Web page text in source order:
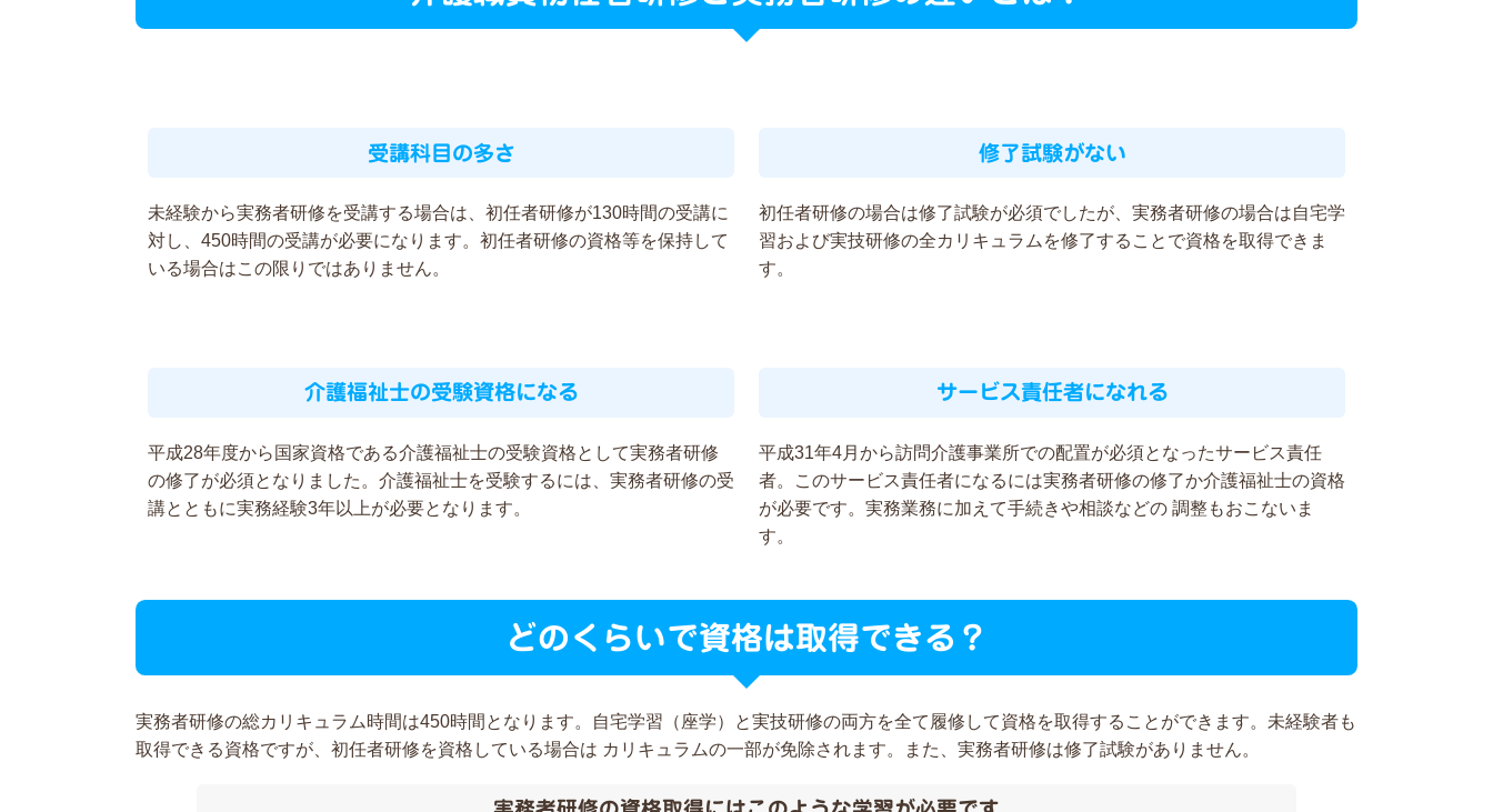
受講科目の多さ
未経験から実務者研修を受講する場合は、初任者研修が130時間の受講に
対し、450時間の受講が必要になります。初任者研修の資格等を保持して
いる場合はこの限りではありません。
修了試験がない
初任者研修の場合は修了試験が必須でしたが、実務者研修の場合は自宅学
習および実技研修の全カリキュラムを修了することで資格を取得できま
す。
介護福祉士の受験資格になる
平成28年度から国家資格である介護福祉士の受験資格として実務者研修
の修了が必須となりました。介護福祉士を受験するには、実務者研修の受
講とともに実務経験3年以上が必要となります。
サービス責任者になれる
平成31年4月から訪問介護事業所での配置が必須となったサービス責任
者。このサービス責任者になるには実務者研修の修了か介護福祉士の資格
が必要です。実務業務に加えて手続きや相談などの 調整もおこないま
す。
どのくらいで資格は取得できる？
実務者研修の総カリキュラム時間は450時間となります。自宅学習（座学）と実技研修の両方を全て履修して資格を取得することができます。未経験者も
取得できる資格ですが、初任者研修を資格している場合は カリキュラムの一部が免除されます。また、実務者研修は修了試験がありません。